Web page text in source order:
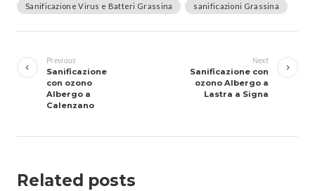
Sanificazione Virus e Batteri Grassina sanificazioni Grassina
articoli
Previous
Sanificazione
con ozono
Albergo a
Calenzano
Next
Sanificazione con
ozono Albergo a
Lastra a Signa
Related posts